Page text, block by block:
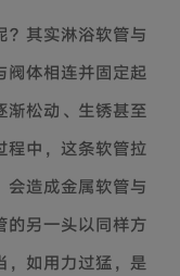
？其实淋浴软管与
阀体相连并固定起
渐松动、生锈甚至
程中，这条软管拉
会造成金属软管与
的另一头以同样方
，如用力过猛，是